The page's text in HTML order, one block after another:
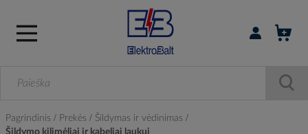
Prisijungti /
Pagrindinis Prekės
Šildymas ir vėdinimas
Šildymo kilimėliai ir kabeliai laukui